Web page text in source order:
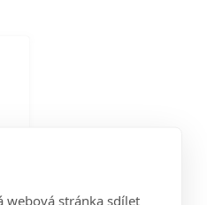
webová stránka sdílet